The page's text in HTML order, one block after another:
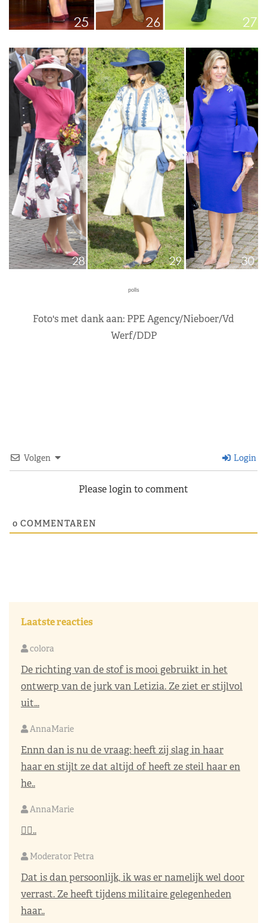
polls
Foto's met dank aan: PPE Agency/Nieboer/Vd
Werf/DDP
Volgen Login
Please login to comment
0 COMMENTAREN
Laatste reacties
colora
De richting van de stof is mooi gebruikt in het
ontwerp van de jurk van Letizia. Ze ziet er stijlvol
uit...
AnnaMarie
Ennn dan is nu de vraag: heeft zij slag in haar
haar en stijlt ze dat altijd of heeft ze steil haar en
he..
AnnaMarie
👌🏼..
Moderator Petra
Dat is dan persoonlijk, ik was er namelijk wel door
verrast. Ze heeft tijdens militaire gelegenheden
haar..